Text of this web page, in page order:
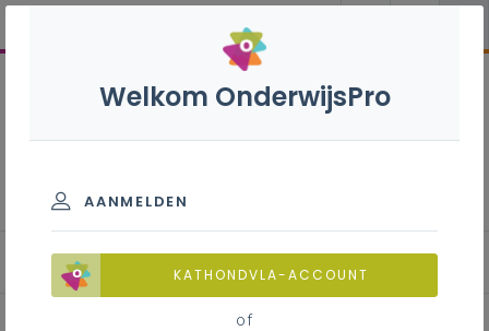
Besturenwerking
Welkom OnderwijsPro
AANMELDEN
KATHONDVLA-ACCOUNT
of